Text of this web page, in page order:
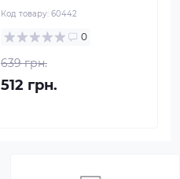
Код товару: 60442
0
639 грн.
512 грн.